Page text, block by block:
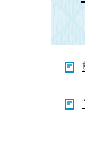
か